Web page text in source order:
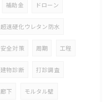
補助金 ドローン
超速硬化ウレタン防水
安全対策 周期 工程
建物診断 打診調査
廊下 モルタル壁